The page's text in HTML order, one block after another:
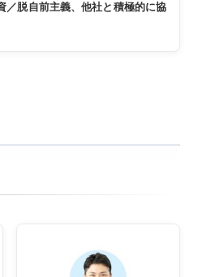
／脱自前主義、他社と積極的に協